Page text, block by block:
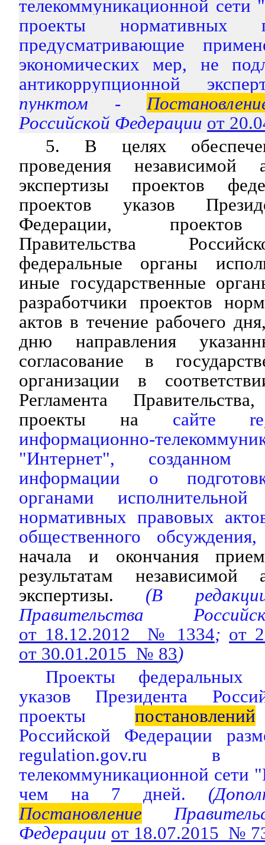
телекоммуникационной сети
проекты нормативных
предусматривающие
экономических мер, не
антикоррупционной
пунктом -
Российской Федерации от
5. В целях
проведения независимой
экспертизы проектов
проектов указов
Федерации,
Правительства
федеральные органы
иные государственные
разработчики проектов
актов в течение рабочего
дню направления
согласование в
организации в
Регламента
проекты на сайте
информационно-
"Интернет", созданном
информации о
органами
нормативных правовых
общественного обсуждения,
начала и окончания
результатам независимой
экспертизы. (В
Правительства
от 18.12.2012 № 1334; от
от 30.01.2015 № 83)
Проекты федеральных
указов Президента
проекты постановлений
Российской Федерации
regulation.gov.ru в
телекоммуникационной сети
чем на 7 дней.
Постановление
Федерации от 18.07.2015 №